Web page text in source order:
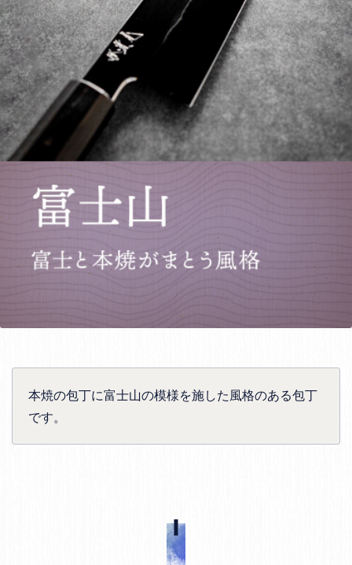
本焼の包丁に富士山の模様を施した風格のある包丁
です。